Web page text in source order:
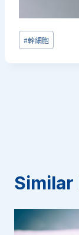
Post
Tags:
#幹細胞
Similar